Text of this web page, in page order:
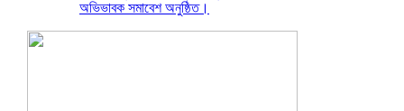
অভিভাবক সমাবেশ অনুষ্ঠিত।